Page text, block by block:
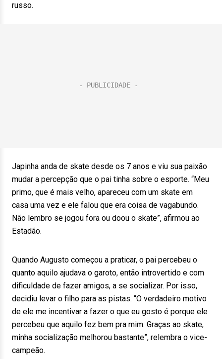
russo.
Japinha anda de skate desde os 7 anos e viu sua paixão
mudar a percepção que o pai tinha sobre o esporte. “Meu
primo, que é mais velho, apareceu com um skate em
casa uma vez e ele falou que era coisa de vagabundo.
Não lembro se jogou fora ou doou o skate”, afirmou ao
Estadão.
Quando Augusto começou a praticar, o pai percebeu o
quanto aquilo ajudava o garoto, então introvertido e com
dificuldade de fazer amigos, a se socializar. Por isso,
decidiu levar o filho para as pistas. “O verdadeiro motivo
de ele me incentivar a fazer o que eu gosto é porque ele
percebeu que aquilo fez bem pra mim. Graças ao skate,
minha socialização melhorou bastante”, relembra o vice-
campeão.